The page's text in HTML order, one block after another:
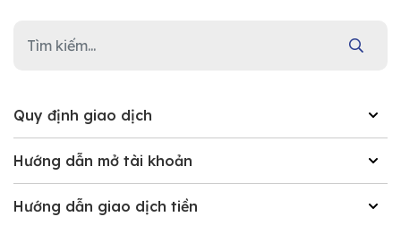
Quy định giao dịch
Hướng dẫn mở tài khoản
Hướng dẫn giao dịch tiền